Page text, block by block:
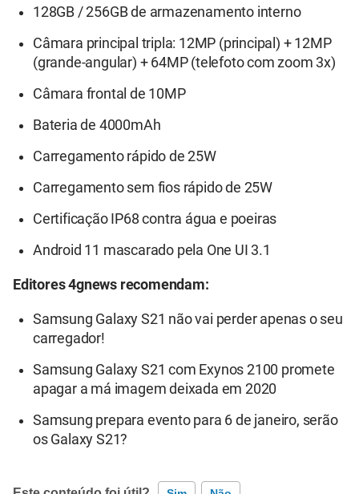
128GB / 256GB de armazenamento interno
Câmara principal tripla: 12MP (principal) + 12MP
(grande-angular) + 64MP (telefoto com zoom 3x)
Câmara frontal de 10MP
Bateria de 4000mAh
Carregamento rápido de 25W
Carregamento sem fios rápido de 25W
Certificação IP68 contra água e poeiras
Android 11 mascarado pela One UI 3.1
Editores 4gnews recomendam:
Samsung Galaxy S21 não vai perder apenas o seu
carregador!
Samsung Galaxy S21 com Exynos 2100 promete
apagar a má imagem deixada em 2020
Samsung prepara evento para 6 de janeiro, serão
os Galaxy S21?